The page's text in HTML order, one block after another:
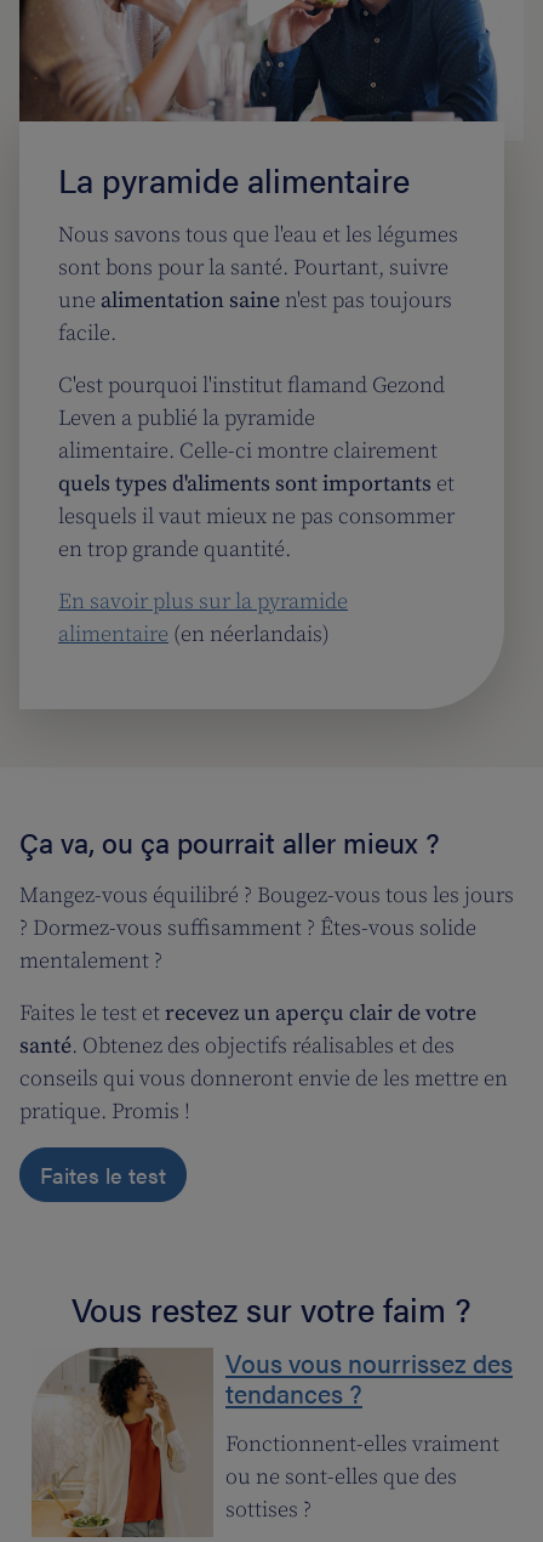
La pyramide alimentaire
Nous savons tous que l'eau et les légumes
sont bons pour la santé. Pourtant, suivre
une alimentation saine n'est pas toujours
facile.
C'est pourquoi l'institut flamand Gezond
Leven a publié la pyramide
alimentaire. Celle-ci montre clairement
quels types d'aliments sont importants et
lesquels il vaut mieux ne pas consommer
en trop grande quantité.
En savoir plus sur la pyramide
alimentaire (en néerlandais)
Ça va, ou ça pourrait aller mieux ?
Mangez-vous équilibré ? Bougez-vous tous les jours
? Dormez-vous suffisamment ? Êtes-vous solide
mentalement ?
Faites le test etrecevez un aperçu clair de votre
santé. Obtenez des objectifs réalisables et des
conseils qui vous donneront envie de les mettre en
pratique. Promis !
Faites le test
Vous restez sur votre faim ?
Vous vous nourrissez des
tendances ?
Fonctionnent-elles vraiment
ou ne sont-elles que des
sottises ?